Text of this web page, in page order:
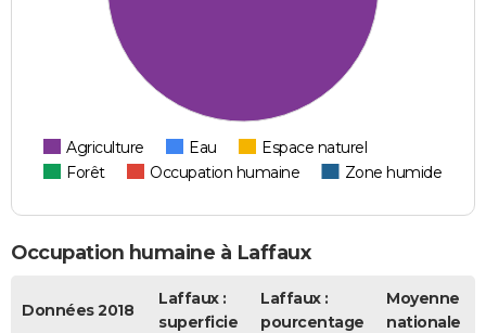
Agriculture Eau
Espace naturel
Forêt
Occupation humaine Zone humide
Occupation humaine à Laffaux
Données 2018
Laffaux :
superficie
Laffaux :
pourcentage
Moyenne
nationale